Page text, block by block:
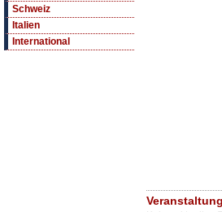
Schweiz
Italien
International